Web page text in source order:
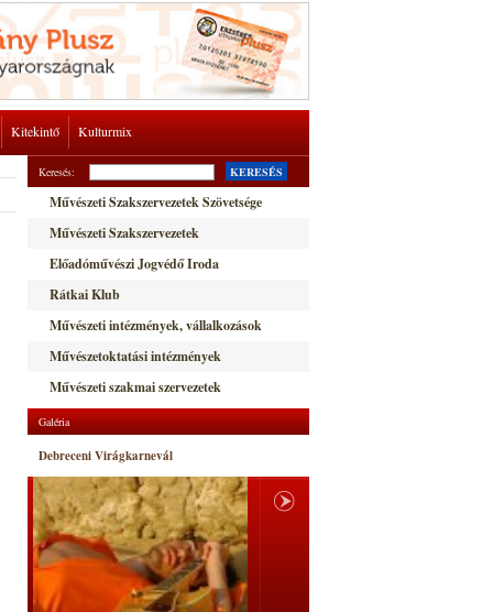
Kitekintő Kulturmix
Keresés: KERESÉS
Művészeti Szakszervezetek Szövetsége
Művészeti Szakszervezetek
Előadóművészi Jogvédő Iroda
Rátkai Klub
Művészeti intézmények, vállalkozások
Művészetoktatási intézmények
Művészeti szakmai szervezetek
Galéria
Debreceni Virágkarnevál